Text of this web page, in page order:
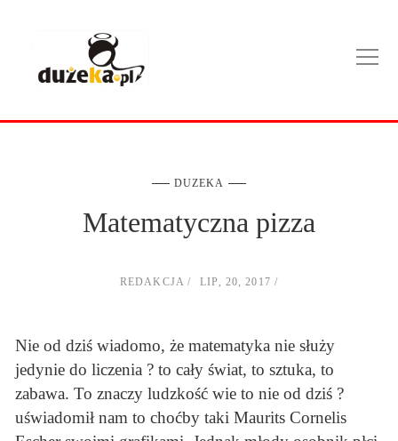
DUZEKA
Matematyczna pizza
REDAKCJA LIP, 20, 2017
Nie od dziś wiadomo, że matematyka nie służy
jedynie do liczenia ? to cały świat, to sztuka, to
zabawa. To znaczy ludzkość wie to nie od dziś ?
uświadomił nam to choćby taki Maurits Cornelis